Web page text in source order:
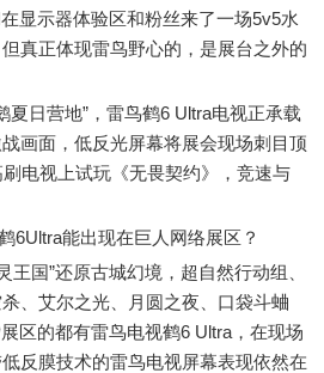
显示器体验区和粉丝来了一场5v5水
真正体现雷鸟野心的，是展台之外的
日营地”，雷鸟鹤6 Ultra电视正承载
战画面，低反光屏幕将展会现场刺目顶
电视上试玩《无畏契约》，竞速与
国”还原古城幻境，超自然行动组、
、艾尔之光、月圆之夜、口袋斗蛐
区的都有雷鸟电视鹤6 Ultra，在现场
反膜技术的雷鸟电视屏幕表现依然在